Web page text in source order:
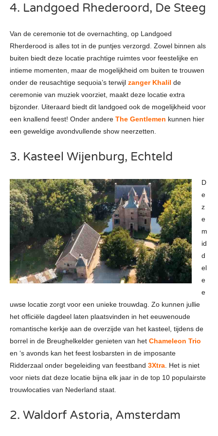
4. Landgoed Rhederoord, De Steeg
Van de ceremonie tot de overnachting, op Landgoed
Rherderood is alles tot in de puntjes verzorgd. Zowel binnen als
buiten biedt deze locatie prachtige ruimtes voor feestelijke en
intieme momenten, maar de mogelijkheid om buiten te trouwen
onder de reusachtige sequoia’s terwijl zanger Khalil de
ceremonie van muziek voorziet, maakt deze locatie extra
bijzonder. Uiteraard biedt dit landgoed ook de mogelijkheid voor
een knallend feest! Onder andere The Gentlemen kunnen hier
een geweldige avondvullende show neerzetten.
3. Kasteel Wijenburg, Echteld
D
e
z
e
m
id
d
el
e
e
uwse locatie zorgt voor een unieke trouwdag. Zo kunnen jullie
het officiële dagdeel laten plaatsvinden in het eeuwenoude
romantische kerkje aan de overzijde van het kasteel, tijdens de
borrel in de Breughelkelder genieten van het Chameleon Trio
en ‘s avonds kan het feest losbarsten in de imposante
Ridderzaal onder begeleiding van feestband 3Xtra . Het is niet
voor niets dat deze locatie bijna elk jaar in de top 10 populairste
trouwlocaties van Nederland staat.
2. Waldorf Astoria, Amsterdam